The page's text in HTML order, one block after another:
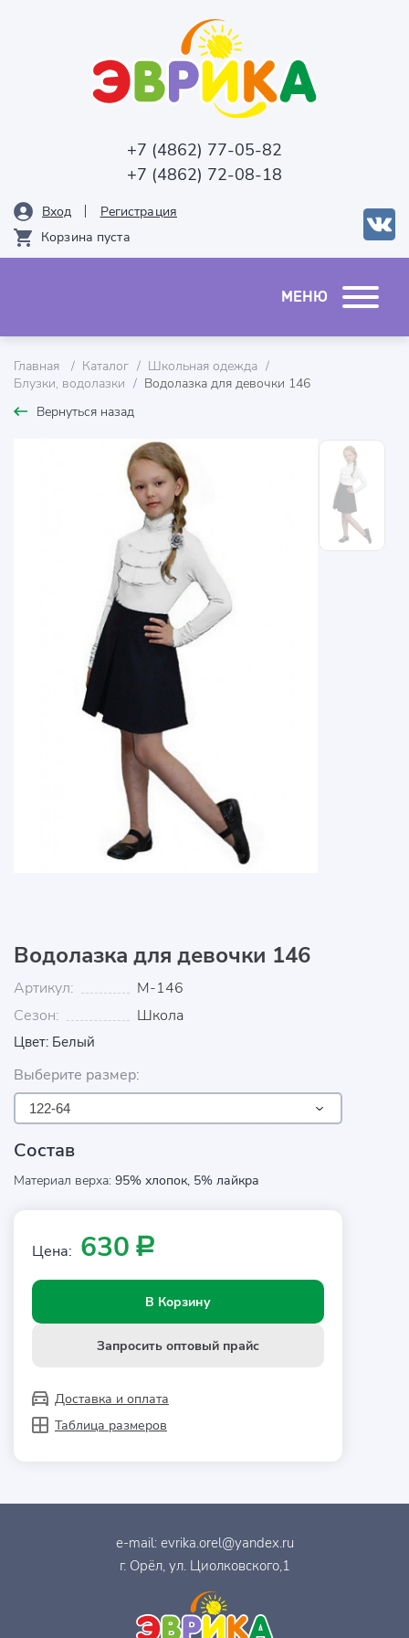
+7 (4862) 77-05-82
+7 (4862) 72-08-18
Вход
Рeгистрация
Корзина пуста
Главная Каталог
Школьная одежда
Блузки, водолазки
Водолазка для девочки 146
Вернуться назад
Водолазка для девочки 146
Артикул:
М-146
Сезон:
Школа
Цвет: Белый
Выберите размер:
122-64
Состав
Материал верха: 95% хлопок, 5% лайкра
Цена: 630 Р
В Корзину
Запросить оптовый прайс
Доставка и оплата
Таблица размеров
e-mail: evrika.orel@yandex.ru
г. Орёл, ул. Циолковского,1